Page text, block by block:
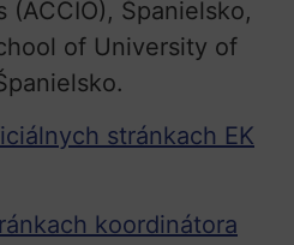
(ACCIÓ), Španielsko,
of University of
stránkach EK
koordinátora